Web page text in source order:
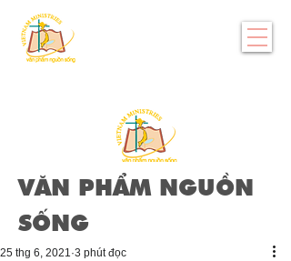
VĂN PHẨM NGUỒN
SỐNG
25 thg 6, 2021 3 phút đọc